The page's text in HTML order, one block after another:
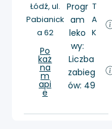
Łódź, ul.
Pabianick
a 62
Po
każ
na
m
api
e
Progr
am
leko
wy:
T
A
K
Liczba
zabieg
ów: 49